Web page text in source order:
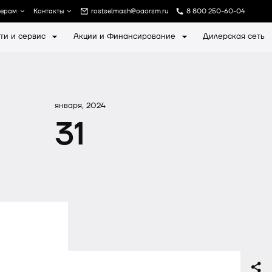
Контакты rostselmash@oaorsm.ru 8 800 250-60-04
и сервис Акции и Финансирование Дилерская сеть
января, 2024
31